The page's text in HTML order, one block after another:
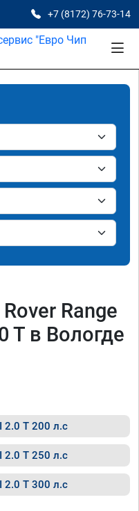
+7 (8172) 76-73-14
Range
T в Вологде
2.0 T 200 л.с
2.0 T 250 л.с
2.0 T 300 л.с